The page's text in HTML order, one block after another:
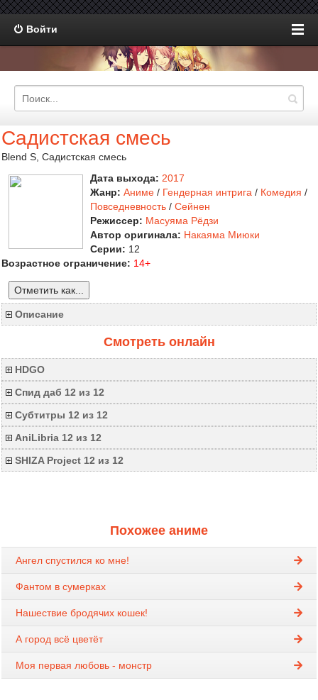
Войти
Садистская смесь
Blend S, Садистская смесь
Дата выхода: 2017
Жанр: Аниме / Гендерная интрига / Комедия /
Повседневность / Сейнен
Режиссер: Масуяма Рёдзи
Автор оригинала: Накаяма Миюки
Серии: 12
Возрастное ограничение: 14+
Отметить как...
Описание
Смотреть онлайн
HDGO
Спид даб 12 из 12
Субтитры 12 из 12
AniLibria 12 из 12
SHIZA Project 12 из 12
Похожее аниме
Ангел спустился ко мне!
Фантом в сумерках
Нашествие бродячих кошек!
А город всё цветёт
Моя первая любовь - монстр